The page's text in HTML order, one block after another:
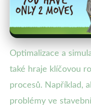
Optimalizace a
také hraje klíčovou
procesů. Například,
problémy ve